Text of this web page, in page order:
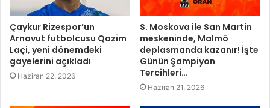
Çaykur Rizespor’un
Arnavut futbolcusu Qazim
Laçi, yeni dönemdeki
gayelerini açıkladı
Haziran 22, 2026
S. Moskova ile San Martin
meskeninde, Malmö
deplasmanda kazanır! İşte
Günün Şampiyon
Tercihleri…
Haziran 21, 2026